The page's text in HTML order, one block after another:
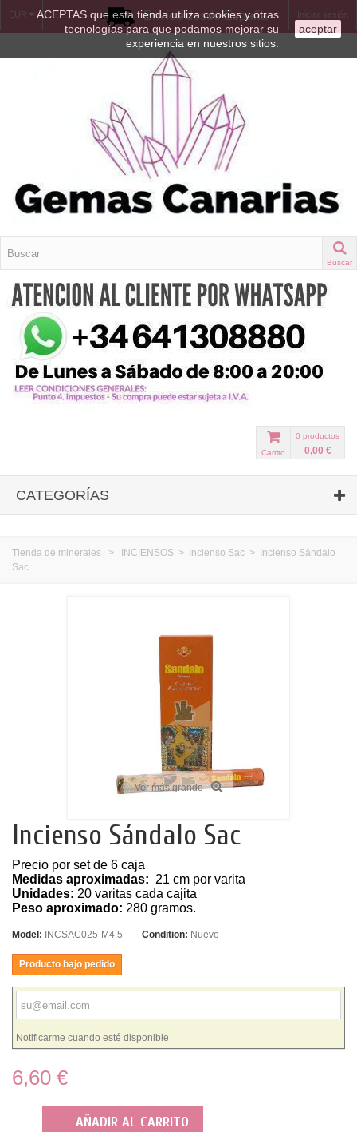
ACEPTAS que esta tienda utiliza cookies y otras
tecnologías para que podamos mejorar su
experiencia en nuestros sitios.
aceptar
EUR Iniciar sesión
Envíos desde España
Buscar
0 productos
0,00 €
Carrito
CATEGORÍAS
Tienda de minerales > INCIENSOS > Incienso Sac >
Incienso Sándalo
Sac
Ver más grande
Incienso Sándalo Sac
Precio por set de 6 caja
Medidas aproximadas: 21 cm por varita
Unidades: 20 varitas cada cajita
Peso aproximado: 280 gramos.
Model: INCSAC025-M4.5 Condition: Nuevo
Producto bajo pedido
Notificarme cuando esté disponible
6,60 €
AÑADIR AL CARRITO